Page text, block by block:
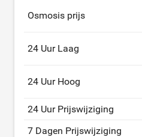
Osmosis prijs
24 Uur Laag
24 Uur Hoog
24 Uur Prijswijziging
7 Dagen Prijswijziging